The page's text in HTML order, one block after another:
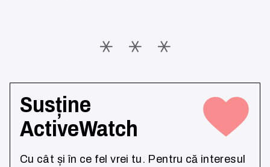
Susține
ActiveWatch
Cu cât și în ce fel vrei tu. Pentru că interesul